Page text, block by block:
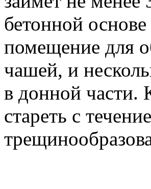
бетонной
помещение для
чашей, и
в донной части.
стареть с